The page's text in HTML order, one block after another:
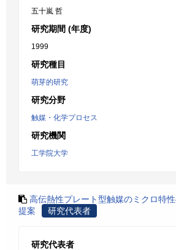
五十嵐 哲
研究期間 (年度)
1999
研究種目
萌芽的研究
研究分野
触媒・化学プロセス
研究機関
工学院大学
高伝熱性プレート型触媒のミクロ特
提案
研究代表者
研究代表者